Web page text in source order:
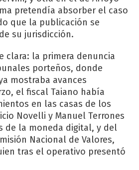
pretendía absorber el caso
que la publicación se
su jurisdicción.
clara: la primera denuncia
porteños, donde
mostraba avances
el fiscal Taiano había
en las casas de los
Novelli y Manuel Terrones
de la moneda digital, y del
Nacional de Valores,
tras el operativo presentó